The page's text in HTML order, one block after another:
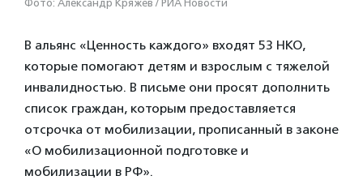
Фото: Александр Кряжев / РИА Новости
В альянс «Ценность каждого» входят 53 НКО,
которые помогают детям и взрослым с тяжелой
инвалидностью. В письме они просят дополнить
список граждан, которым предоставляется
отсрочка от мобилизации, прописанный в законе
«О мобилизационной подготовке и
мобилизации в РФ».